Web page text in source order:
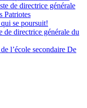
de directrice générale
Patriotes
se poursuit!
directrice générale du
l’école secondaire De